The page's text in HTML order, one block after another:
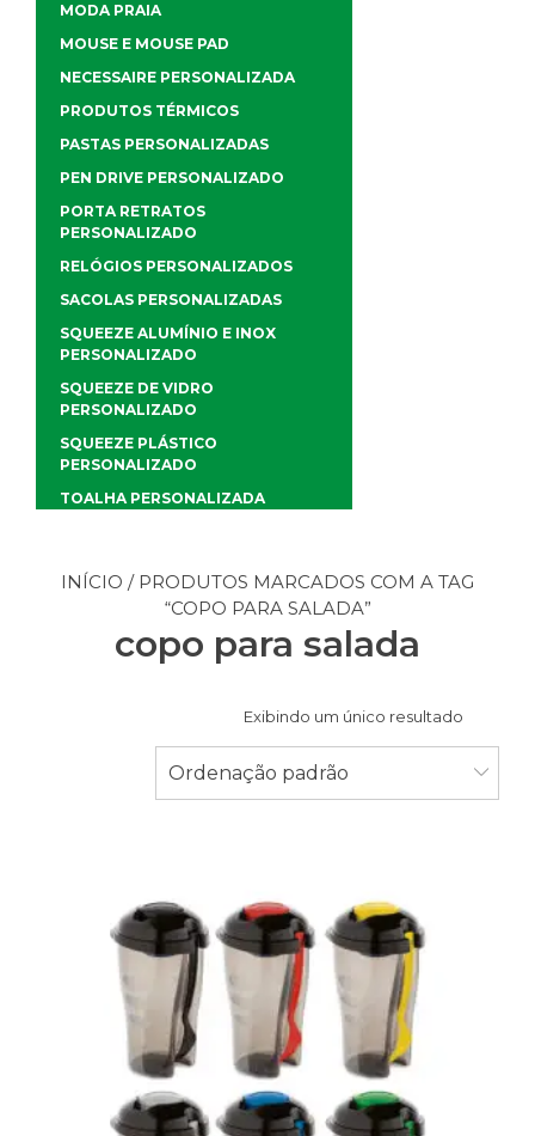
INÍCIO / PRODUTOS MARCADOS COM A TAG
“COPO PARA SALADA”
copo para salada
Exibindo um único resultado
Ordenação padrão
MODA PRAIA
MOUSE E MOUSE PAD
NECESSAIRE PERSONALIZADA
PRODUTOS TÉRMICOS
PASTAS PERSONALIZADAS
PEN DRIVE PERSONALIZADO
PORTA RETRATOS
PERSONALIZADO
RELÓGIOS PERSONALIZADOS
SACOLAS PERSONALIZADAS
SQUEEZE ALUMÍNIO E INOX
PERSONALIZADO
SQUEEZE DE VIDRO
PERSONALIZADO
SQUEEZE PLÁSTICO
PERSONALIZADO
TOALHA PERSONALIZADA